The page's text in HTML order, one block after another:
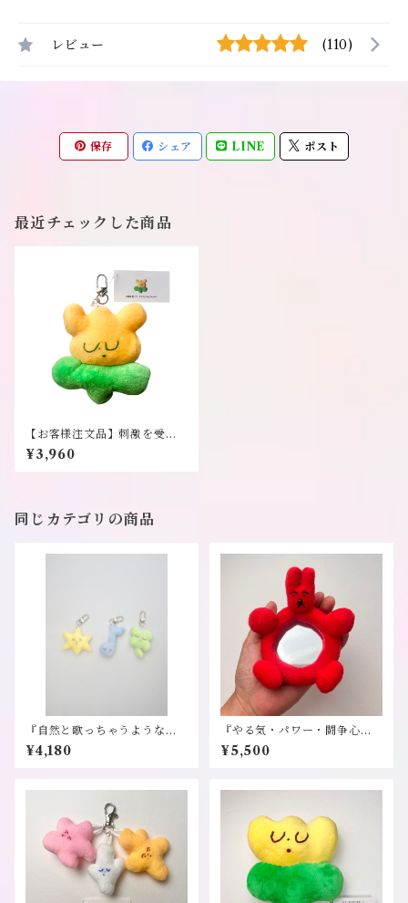
レビュー (110)
保存 シェア LINE ポスト
最近チェックした商品
【お客様注文品】刺激を受け
て、ミチミチなエネルギー キ
ーホルダー《ドリーミーマー
¥3,960
同じカテゴリの商品
『自然と歌っちゃうような♩
春の空気の中でちょっとブル
ー』キーホルダー《ドリーミ
¥4,180
『やる気・パワー・闘争心』/
ぬいぐるみ手鏡《ドリーミー
マート・パピヨン》
¥5,500